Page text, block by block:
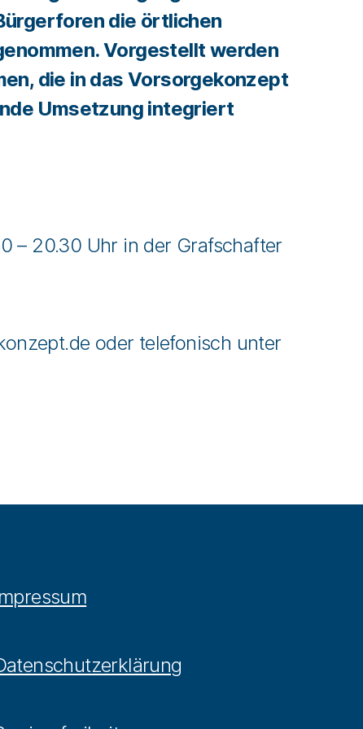
die örtlichen
Vorgestellt werden
die in das Vorsorgekonzept
Umsetzung integriert
– 20.30 Uhr in der Grafschafter
oder telefonisch unter